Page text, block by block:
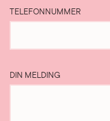
TELEFONNUMMER
DIN MELDING